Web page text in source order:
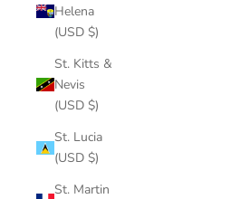
Helena
(USD $)
St. Kitts &
Nevis
(USD $)
St. Lucia
(USD $)
St. Martin